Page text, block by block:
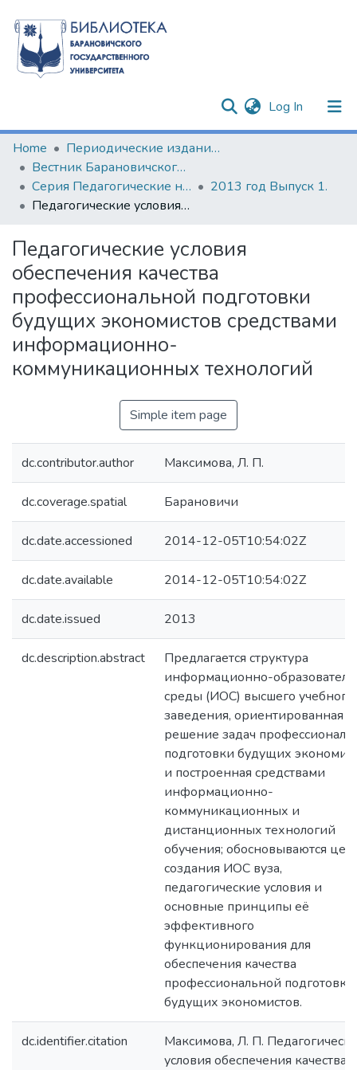
Log In (current)
Communities & Collections
All of DSpace
Statistics
Home
Периодические издания БарГУ
Вестник Барановичского государственного университета
Серия Педагогические науки. Психологические науки. Филологические науки (литературоведение)
2013 год Выпуск 1.
Педагогические условия обеспечения качества профессиональной подготовки будущих экономистов средствами информационно-коммуникационных технологий
Педагогические условия
обеспечения качества
профессиональной подготовки
будущих экономистов средствами
информационно-
коммуникационных технологий
Simple item page
dc.contributor.author Максимова, Л. П.
dc.coverage.spatial Барановичи
dc.date.accessioned 2014-12-05T10:54:02Z
dc.date.available 2014-12-05T10:54:02Z
dc.date.issued 2013
dc.description.abstract
Предлагается структура
информационно-
среды (ИОС) высшего учебного
заведения, ориентированная
решение задач
подготовки будущих
и построенная средствами
информационно-
коммуникационных и
дистанционных технологий
обучения; обосновываются
создания ИОС вуза,
педагогические условия и
основные принципы её
эффективного
функционирования для
обеспечения качества
профессиональной подготовки
будущих экономистов.
dc.identifier.citation
Максимова, Л. П.
условия обеспечения качества